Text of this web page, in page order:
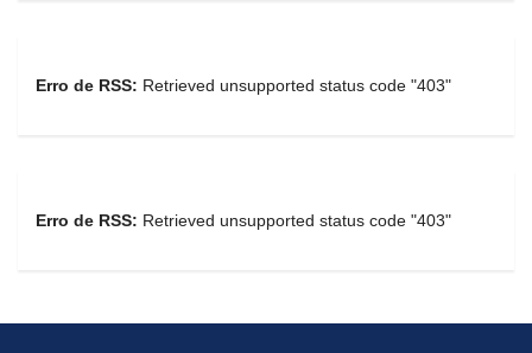
Erro de RSS: Retrieved unsupported status code "403"
Erro de RSS: Retrieved unsupported status code "403"